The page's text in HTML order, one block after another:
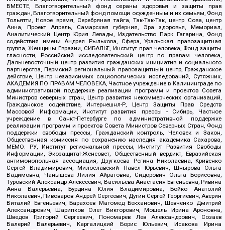
ВМЕСТЕ, Благотворительный фонд охраны здоровья и защиты прав
граждан, Благотворительный фонд помощи осужденным и их семьям, Фонд
Тольятти, Новое время, Серебряная тайга, Так-Так-Так, центр Сова, центр
Анна, Проект Апрель, Самарская губерния, Эра здоровья, Мемориал,
Аналитический Центр Юрия Левады, Издательство Парк Гагарина, Фонд
содействия имени Андрея Рылькова, Сфера, Уральская правозащитная
группа, Женщины Евразии, СИБАЛЬТ, Институт прав человека, Фонд защиты
гласности, Российский исследовательский центр по правам человека,
Дальневосточный центр развития гражданских инициатив и социального
партнерства, Пермский региональный правозащитный центр, Гражданское
действие, Центр независимых социологических исследований, Сутяжник,
АКАДЕМИЯ ПО ПРАВАМ ЧЕЛОВЕКА, Частное учреждение в Калининграде по
административной поддержке реализации программ и проектов Совета
Министров северных стран, Центр развития некоммерческих организаций,
Гражданское содействие, Интернешнл-Р, Центр Защиты Прав Средств
Массовой Информации, Институт развития прессы - Сибирь, Частное
учреждение в Санкт-Петербурге по административной поддержке
реализации программ и проектов Совета Министров Северных Стран, Фонд
поддержки свободы прессы, Гражданский контроль, Человек и Закон,
Общественная комиссия по сохранению наследия академика Сахарова,
МЕМО. РУ, Институт региональной прессы, Институт Развития Свободы
Информации, Экозащита!-Женсовет, Общественный вердикт, Евразийская
антимонопольная ассоциация, Дзугкоева Регина Николаевна, Кривенко
Сергей Владимирович, Милославский Павел Юрьевич, Шнырова Ольга
Вадимовна, Чанышева Лилия Айратовна, Сидорович Ольга Борисовна,
Туровский Александр Алексеевич, Васильева Анастасия Евгеньевна, Ривина
Анна Валерьевна, Бурдина Юлия Владимировна, Бойко Анатолий
Николаевич, Пивоваров Андрей Сергеевич, Дугин Сергей Георгиевич, Аверин
Виталий Евгеньевич, Барахоев Магомед Бекханович, Шевченко Дмитрий
Александрович, Шарипков Олег Викторович, Мошель Ирина Ароновна,
Шведов Григорий Сергеевич, Пономарев Лев Александрович, Созаев
Валерий Валерьевич, Каргалицкий Борис Юльевич, Исакова Ирина